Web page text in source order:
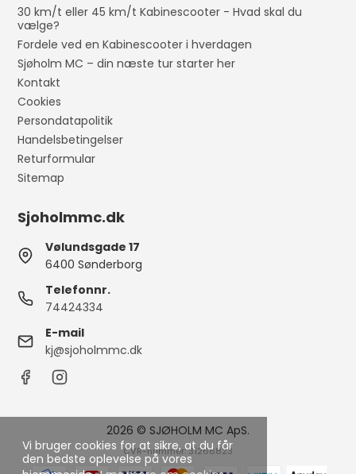
Vi bruger cookies for at sikre, at du får
den bedste oplevelse på vores
30 km/t eller 45 km/t Kabinescooter - Hvad skal du
vælge?
Fordele ved en Kabinescooter i hverdagen
Sjøholm MC – din næste tur starter her
Kontakt
Cookies
Persondatapolitik
Handelsbetingelser
Returformular
Sitemap
Sjoholmmc.dk
Vølundsgade 17
6400 Sønderborg
Telefonnr.
74424334
E-mail
kj@sjoholmmc.dk
2026 © SJØHOLM MC ApS.
CVR-nummer: 31266823